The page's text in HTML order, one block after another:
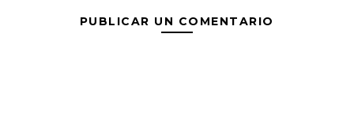
PUBLICAR UN COMENTARIO